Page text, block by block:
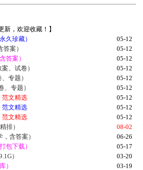
，欢迎收藏！】
久珍藏）
05-12
案）
05-12
答案）
05-12
、试卷）
05-12
专题）
05-12
专题）
05-12
范文精选
05-12
范文精选
05-12
范文精选
05-12
排）
08-02
含答案）
06-26
包下载）
05-17
）
03-20
）
03-19